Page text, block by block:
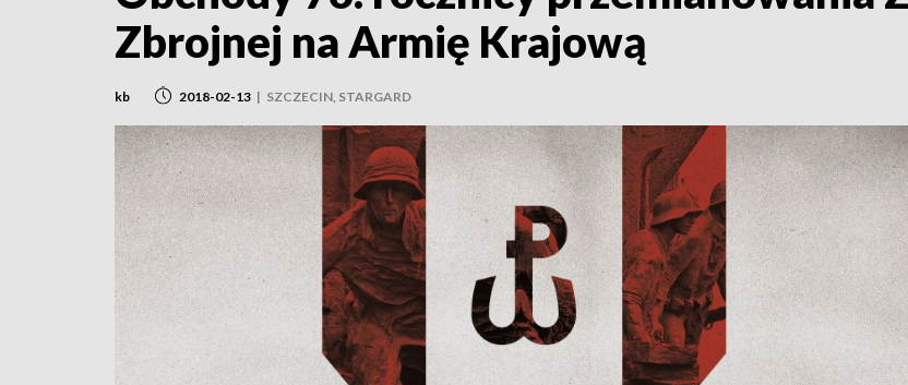
Zbrojnej na Armię Krajową
kb 2018-02-13 | SZCZECIN, STARGARD